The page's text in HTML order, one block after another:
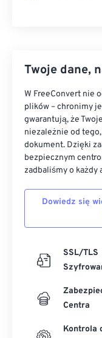
Twoje dane,
W FreeConvert nie
plików – chronimy
gwarantują, że
niezależnie od
dokument. Dzięki
bezpiecznym
zadbaliśmy o każdy
Dowiedz się
SSL/TLS
Centra
Kontrola